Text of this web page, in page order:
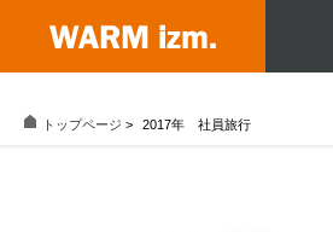
トップページ > 2017年 社員旅行